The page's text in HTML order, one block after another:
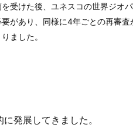
を受けた後、ユネスコの世界ジオ
があり、同様に4年ごとの再審
ました。
発展してきました。